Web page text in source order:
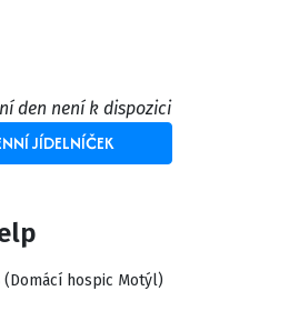
den není k dispozici
JÍDELNÍČEK
(Domácí hospic Motýl)